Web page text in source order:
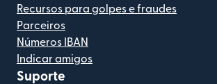
Recursos para golpes e fraudes
Parceiros
Números IBAN
Indicar amigos
Suporte